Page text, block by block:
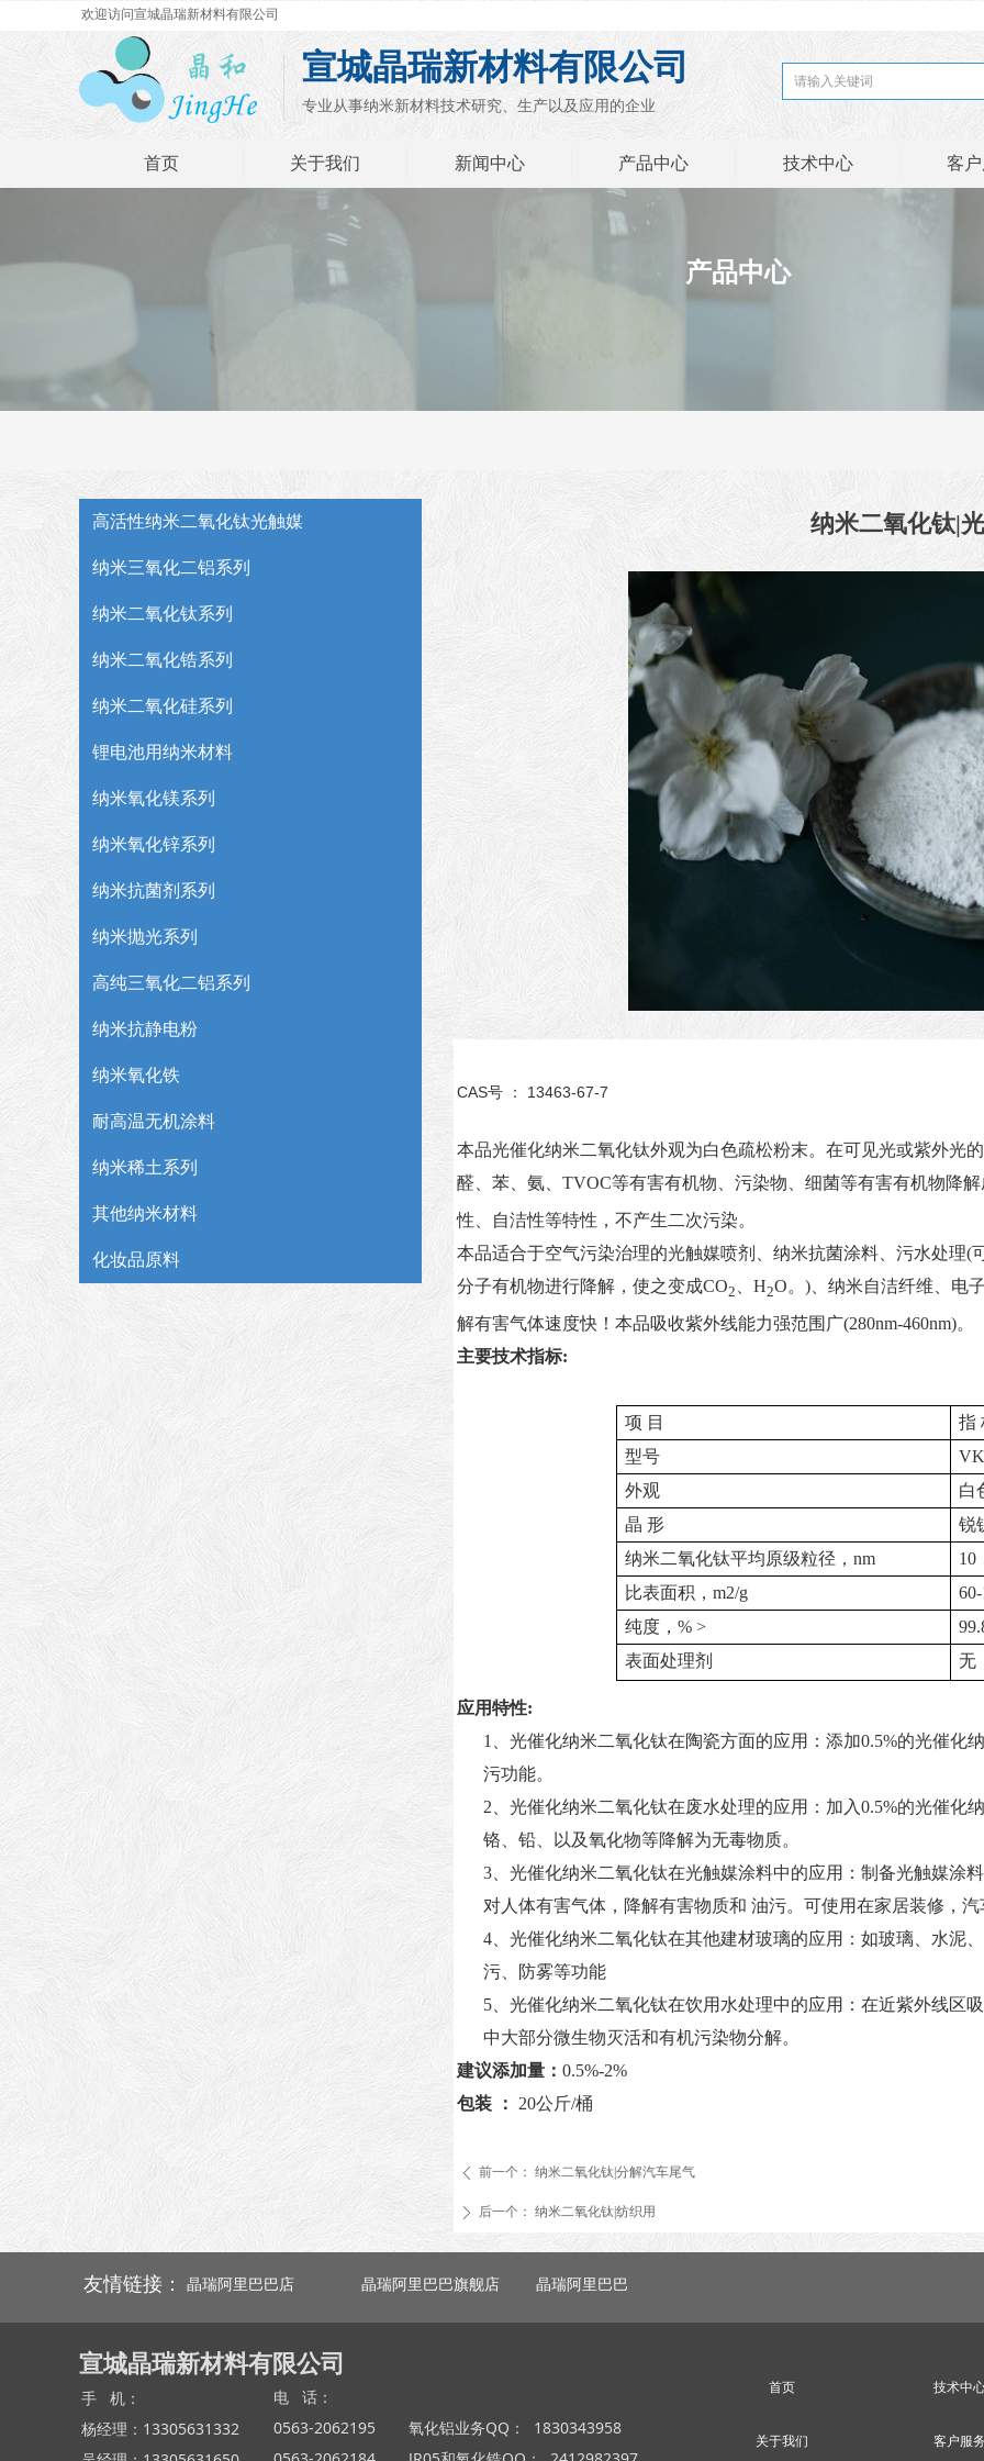
欢迎访问宣城晶瑞新材料有限公司
宣城晶瑞新材料有限公司
专业从事纳米新材料技术研究、生产以及应用的企业
首页 关于我们 新闻中心 产品中心 技术中心 客
纳米二氧化钛|
高活性纳米二氧化钛光触媒
纳米三氧化二铝系列
纳米二氧化钛系列
纳米二氧化锆系列
纳米二氧化硅系列
锂电池用纳米材料
纳米氧化镁系列
纳米氧化锌系列
纳米抗菌剂系列
纳米抛光系列
高纯三氧化二铝系列
纳米抗静电粉
纳米氧化铁
耐高温无机涂料
纳米稀土系列
其他纳米材料
化妆品原料
产品中心
CAS号 ： 13463-67-7
本品光催化纳米二氧化钛外观为白色疏松粉末。 在可见光或紫外光
醛、苯、氨、 TVOC等有害有机物、污染物、细菌等有害有机物降
性、自洁性等特性，不产生二次污染。
本品适合于空气污染治理的光触媒喷剂、纳米抗菌涂料、污水处理(
分子有机物进行降解，使之变成CO2 H2O。 ) 、纳米自洁纤维、电
解有害气体速度快！本品吸收紫外线能力强范围广(280nm-460nm)。
主要技术指标:
项 目 指
型号
外观
白
晶 形
锐
纳米二氧化钛平均原级粒径，nm
10
比表面积，m2/g
纯度，% > 99.
表面处理剂
无
应用特性:
1
、光催化纳米二氧化钛在陶瓷方面的应用：添加0.5%的光催化
污功能。
2 、光催化纳米二氧化钛在废水处理的应用：加入0.5%的光催化
铬、铅、以及氧化物等降解为无毒物质。
3 、光催化纳米二氧化钛在光触媒涂料中的应用：制备光触媒涂
对人体有害气体，降解有害物质和 油污。可使用在家居装修，汽
4 、光催化纳米二氧化钛在其他建材玻璃的应用：如玻璃、水泥
污、防雾等功能
5
光催化纳米二氧化钛在饮用水处理中的应用：在近紫外线区
中大部分微生物灭活和有机污染物分解。
建议添加量： 0.5%-2%
包装
： 20公斤/桶
ꄴ 前一个： 纳米二氧化钛|分解汽车尾气
ꄲ 后一个： 纳米二氧化钛|纺织用
电 话：
0563-2062195
手 机：
杨经理：13305631332
氧化铝业务QQ： 1830343958
技术中
客户服
首页
关于我们
宣城晶瑞新材料有限公司
友情链接： 晶瑞阿里巴巴店 晶瑞阿里巴巴旗舰店 晶瑞阿里巴巴